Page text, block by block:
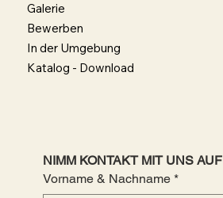
NIMM KONTAKT MIT UNS AUF
Vorname & Nachname *
Galerie
Bewerben
In der Umgebung
Katalog - Download